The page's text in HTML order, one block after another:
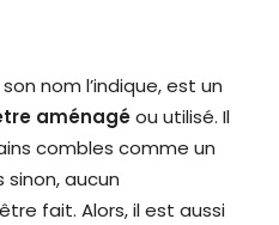
nom l’indique, est un
aménagéou utilisé. Il
combles comme un
aucun
fait. Alors, il est aussi